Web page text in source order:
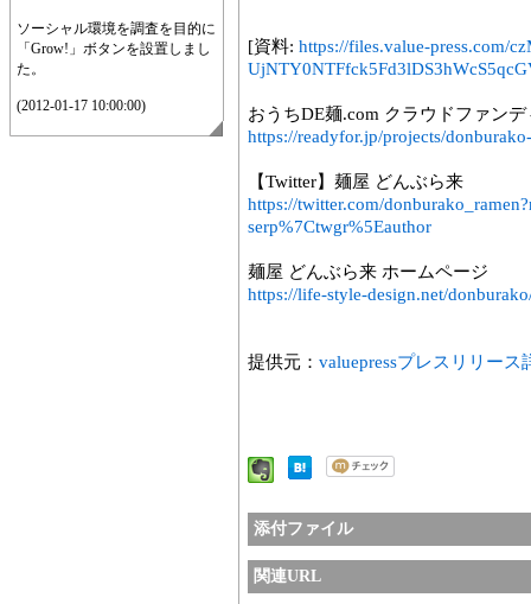
ソーシャル環境を調査を目的に
「Grow!」ボタンを設置しまし
た。
(2012-01-17 10:00:00)
[資料: https://files.value-press.com/
おうちDE麺.com クラウドファンデ
https://readyfor.jp/projects/
【Twitter】麺屋 どんぶら来
https://twitter.com/
serp%7Ctwgr%5Eauthor
麺屋 どんぶら来 ホームページ
https://life-style-design.net/
提供元： valuepressプレスリリース
添付ファイル
関連URL